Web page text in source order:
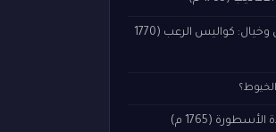
وحش من قماش وخيال: كواليس الرعب (1770
(1765 م)